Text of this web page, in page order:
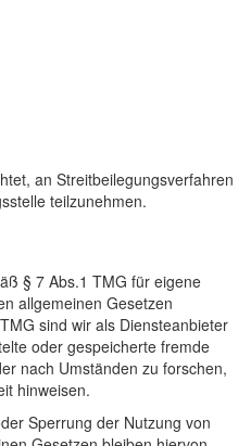
an Streitbeilegungsverfahren
teilzunehmen.
§ 7 Abs.1 TMG für eigene
allgemeinen Gesetzen
sind wir als Diensteanbieter
oder gespeicherte fremde
nach Umständen zu forschen,
hinweisen.
Sperrung der Nutzung von